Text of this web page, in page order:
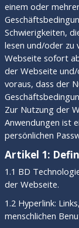
einem oder
Schwierigkeiten,
lesen und/oder zu
Webseite sofort
der Webseite
voraus, dass der
Zur Nutzung der
Anwendungen ist
persönlichen
Artikel 1:
1.1 BD
der Webseite.
1.2 Hyperlink:
menschlichen